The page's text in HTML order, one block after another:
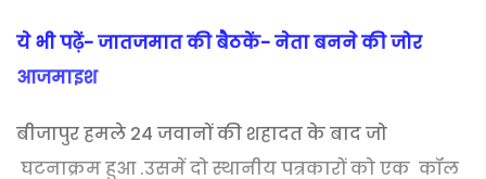
ये भी पढ़ें- जातजमात की बैठकें- नेता बनने की जोर
आजमाइश
बीजापुर हमले 24 जवानों की शहादत के बाद जो
घटनाक्रम हुआ .उसमें दो स्थानीय पत्रकारों को एक कॉल